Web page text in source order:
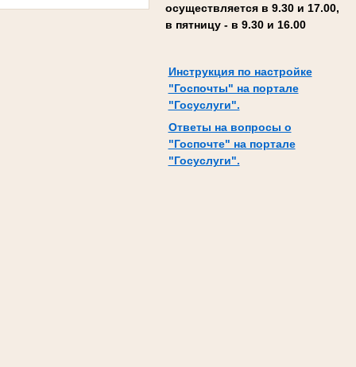
осуществляется в 9.30 и 17.00,
в пятницу - в 9.30 и 16.00
Инструкция по настройке
"Госпочты" на портале
"Госуслуги".
Ответы на вопросы о
"Госпочте" на портале
"Госуслуги".